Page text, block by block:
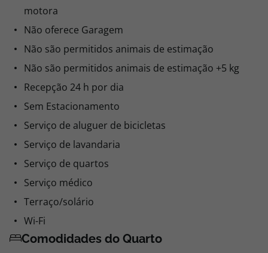
motora
Não oferece Garagem
Não são permitidos animais de estimação
Não são permitidos animais de estimação +5 kg
Recepção 24 h por dia
Sem Estacionamento
Serviço de aluguer de bicicletas
Serviço de lavandaria
Serviço de quartos
Serviço médico
Terraço/solário
Wi-Fi
Comodidades do Quarto